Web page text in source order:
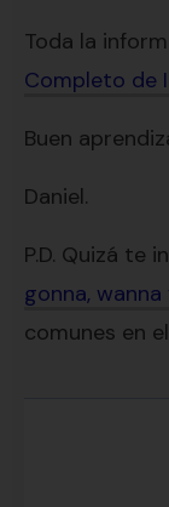
Toda la
Completo de
Buen
Daniel.
P.D. Quizá te
gonna,
comunes en